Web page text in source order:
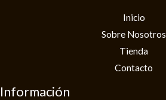
Inicio
Sobre Nosotros
Tienda
Contacto
Información